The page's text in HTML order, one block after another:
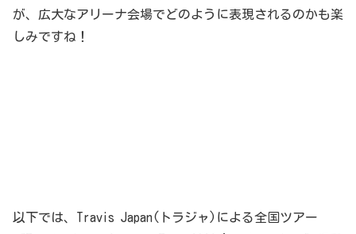
が、広大なアリーナ会場でどのように表現されるのかも楽
しみですね！
以下では、Travis Japan(トラジャ)による全国ツアー